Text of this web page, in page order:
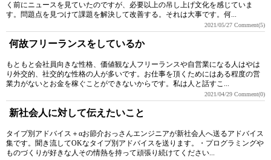
く前にニュースを見ていたのですが、必要以上の吊し上げ文化を感じていま
す。問題点を見つけて課題を解決して改善する。それは大事です。何...
2021/05/27 Comment(5)
何故フリーランスをしているか
もともと会社員向きな性格、価値観な人フリーランスや自営業になる人はやは
り外交的、社交的な性格の人が多いです。お仕事を頂くためにはある程度の営
業力がないとお金を稼ぐことができないからです。私は人と話すこ...
2021/04/29 Comment(0)
新社会人に対して伝えたいこと
タイプ別アドバイス＋αお節介おっさんエンジニアが新社会人へ送るアドバイス
集です。聞き流してOKなタイプ別アドバイスを送ります。・プログラミングや
ものづくりが好きな人その情熱を持って頑張り続けてください...